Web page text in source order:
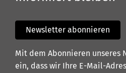
Newsletter abonnieren
Mit dem Abonnieren unseres
ein, dass wir Ihre E-Mail-